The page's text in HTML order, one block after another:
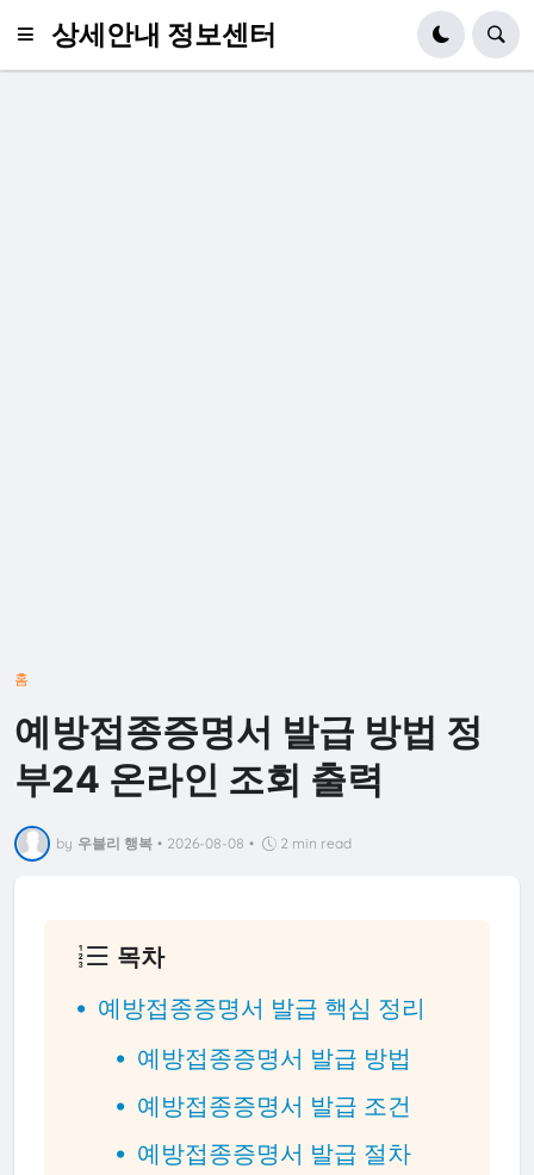
상세안내 정보센터
홈
예방접종증명서 발급 방법 정
부24 온라인 조회 출력
by 우블리 행복 • 2026-08-08 • 2 min read
목차
예방접종증명서 발급 핵심 정리
예방접종증명서 발급 방법
예방접종증명서 발급 조건
예방접종증명서 발급 절차